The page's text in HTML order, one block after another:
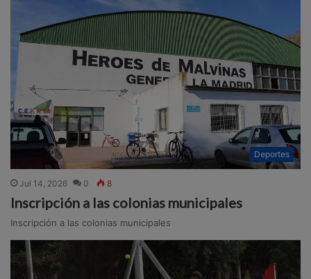
Deportes
Jul 14, 2026 0 8
Inscripción a las colonias municipales
Inscripción a las colonias municipales